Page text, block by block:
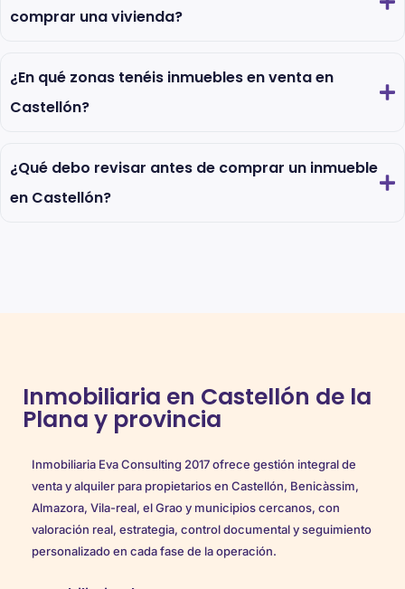
comprar una vivienda?
¿En qué zonas tenéis inmuebles en venta en
Castellón?
¿Qué debo revisar antes de comprar un inmueble
en Castellón?
Inmobiliaria en Castellón de la
Plana y provincia
Inmobiliaria Eva Consulting 2017 ofrece gestión integral de
venta y alquiler para propietarios en Castellón, Benicàssim,
Almazora, Vila-real, el Grao y municipios cercanos, con
valoración real, estrategia, control documental y seguimiento
personalizado en cada fase de la operación.